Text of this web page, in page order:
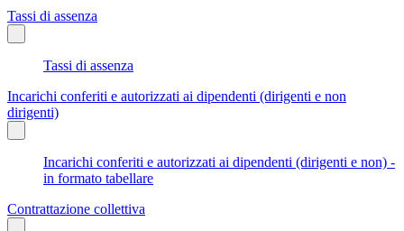
Tassi di assenza
Tassi di assenza
Incarichi conferiti e autorizzati ai dipendenti (dirigenti e non
dirigenti)
Incarichi conferiti e autorizzati ai dipendenti (dirigenti e non) -
in formato tabellare
Contrattazione collettiva